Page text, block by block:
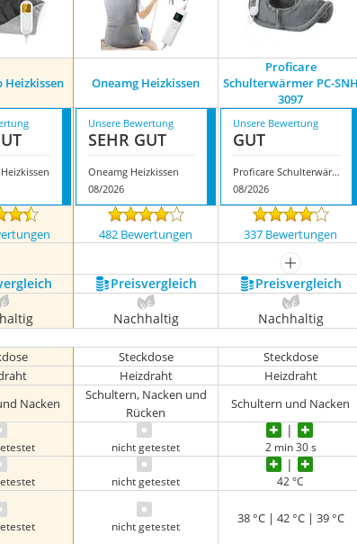
Heizkissen Oneamg Heizkissen
Proficare
Schulterwärmer PC-SNH
3097
Unsere Bewertung
SEHR GUT
Oneamg Heizkissen
08/2026
Unsere Bewertung
GUT
Proficare Schulterwärmer PC-SNH 3097
08/2026
482 Bewertungen 337 Bewertungen
mehr
Preis­vergleich Preis­vergleich
Nachhaltig Nachhaltig
Steckdose Steckdose
Heizdraht Heizdraht
Nacken
Schultern, Nacken und
Rücken
Schultern und Nacken
nicht getestet 2 min 30 s
nicht getestet 42 °C
nicht getestet 38 °C | 42 °C | 39 °C